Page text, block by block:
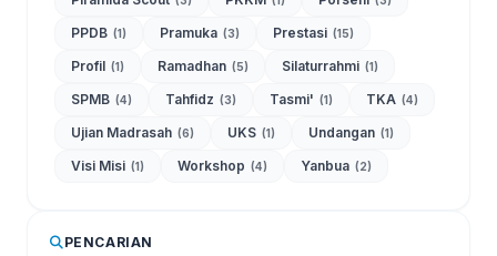
PPDB (1) Pramuka (3) Prestasi (15)
Profil (1) Ramadhan (5) Silaturrahmi (1)
SPMB (4) Tahfidz (3) Tasmi' (1) TKA (4)
Ujian Madrasah (6) UKS (1) Undangan (1)
Visi Misi (1) Workshop (4) Yanbua (2)
PENCARIAN